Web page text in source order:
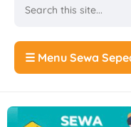
☰ Menu Sewa